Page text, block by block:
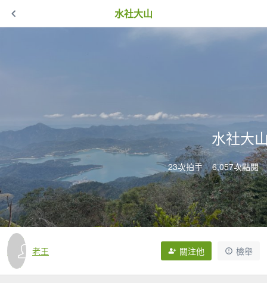
水社大山
水社大
23次拍手 6,057次點閱
老王 關注他 檢舉